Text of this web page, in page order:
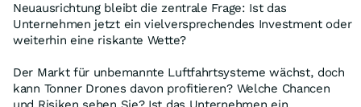
Neuausrichtung bleibt die zentrale Frage: Ist das
Unternehmen jetzt ein vielversprechendes Investment oder
weiterhin eine riskante Wette?
Der Markt für unbemannte Luftfahrtsysteme wächst, doch
kann Tonner Drones davon profitieren? Welche Chancen